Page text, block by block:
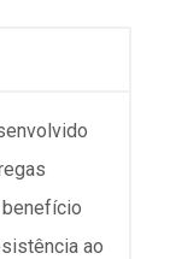
benefício
ao